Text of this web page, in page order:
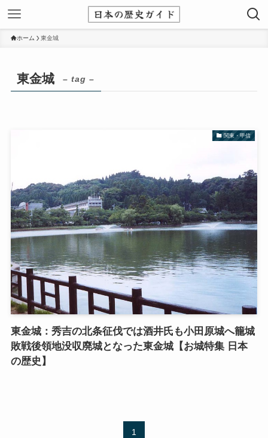
ホーム 東金城
東金城 – tag –
関東・甲信
東金城：秀吉の北条征伐では酒井氏も小田原城へ籠城
敗戦後領地没収廃城となった東金城【お城特集 日本
の歴史】
1